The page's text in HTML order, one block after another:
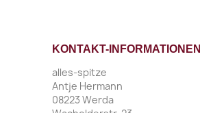
KONTAKT-INFORMATIONEN
alles-spitze
Antje Hermann
08223 Werda